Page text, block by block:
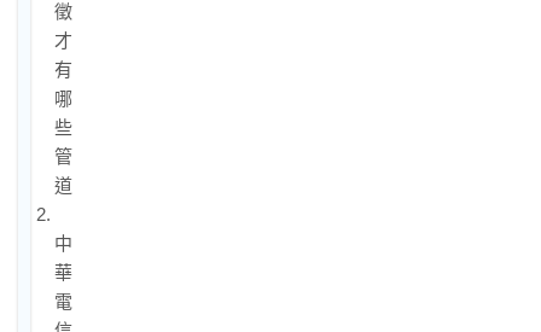
徵
才
有
哪
些
管
道？
2.
中
華
電